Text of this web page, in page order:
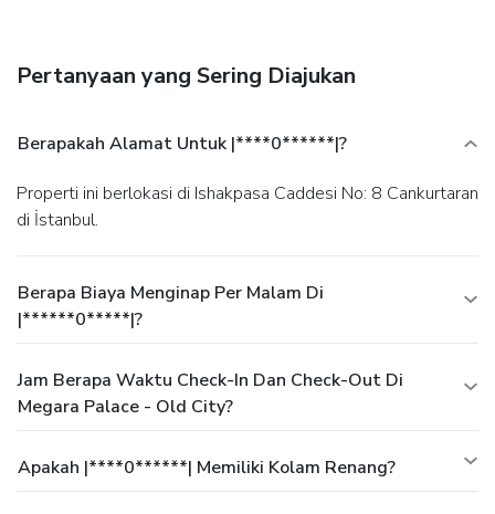
Pertanyaan yang Sering Diajukan
Berapakah Alamat Untuk |****0******|?
Properti ini berlokasi di Ishakpasa Caddesi No: 8 Cankurtaran
di İstanbul.
Berapa Biaya Menginap Per Malam Di
|******0*****|?
Jam Berapa Waktu Check-In Dan Check-Out Di
Megara Palace - Old City?
Apakah |****0******| Memiliki Kolam Renang?